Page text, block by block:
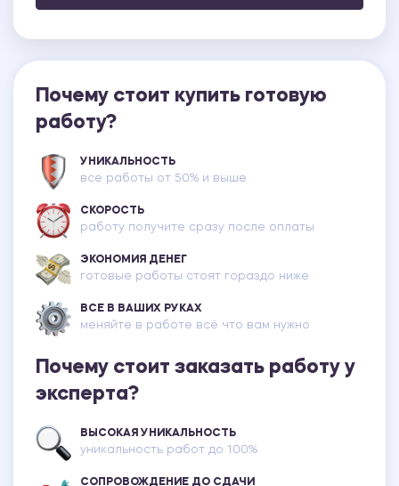
Почему стоит купить готовую
работу?
УНИКАЛЬНОСТЬ
все работы от 50% и выше
СКОРОСТЬ
работу получите сразу после оплаты
ЭКОНОМИЯ ДЕНЕГ
готовые работы стоят гораздо ниже
ВСЕ В ВАШИХ РУКАХ
меняйте в работе всё что вам нужно
Почему стоит заказать работу у
эксперта?
ВЫСОКАЯ УНИКАЛЬНОСТЬ
уникальность работ до 100%
СОПРОВОЖДЕНИЕ ДО СДАЧИ